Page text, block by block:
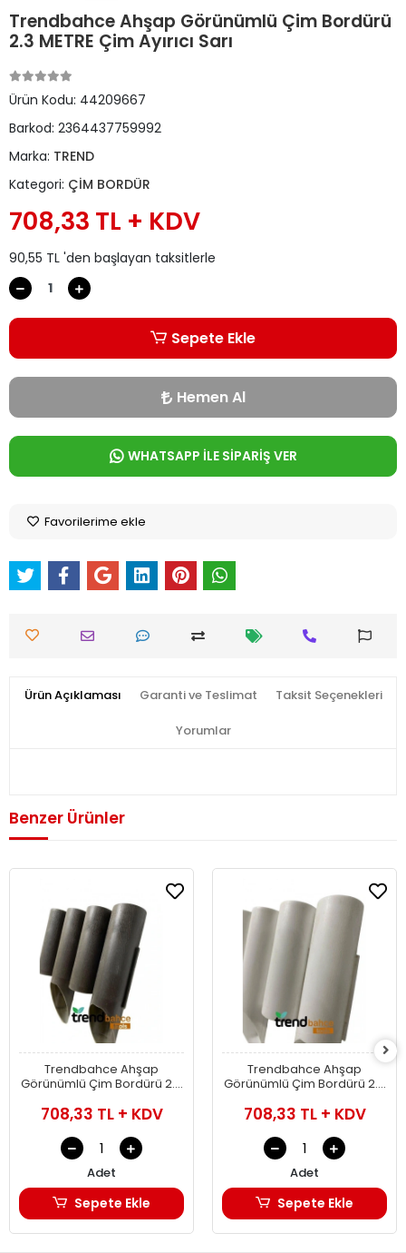
Trendbahce Ahşap Görünümlü Çim Bordürü
2.3 METRE Çim Ayırıcı Sarı
Ürün Kodu: 44209667
Barkod: 2364437759992
Marka: TREND
Kategori: ÇİM BORDÜR
708,33 TL + KDV
90,55 TL 'den başlayan taksitlerle
Sepete Ekle
Hemen Al
WHATSAPP İLE SİPARİŞ VER
Favorilerime ekle
Ürün Açıklaması Garanti ve Teslimat Taksit Seçenekleri
Yorumlar
Benzer Ürünler
Trendbahce Ahşap
Görünümlü Çim Bordürü 2.3
708,33 TL + KDV
Adet
Sepete Ekle
Trendbahce Ahşap
Görünümlü Çim Bordürü 2.3
708,33 TL + KDV
Adet
Sepete Ekle